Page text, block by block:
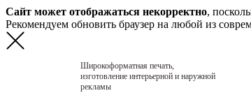
Сайт может отображаться некорректно,
Рекомендуем обновить браузер на любой из
Широкоформатная печать,
изготовление интерьерной и наружной
рекламы